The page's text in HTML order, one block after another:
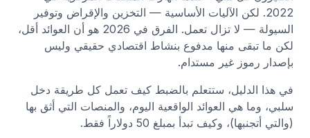
2022. لكن الآليات الأساسية — التخزين والإقراض وتوفير
السيولة — لا تزال تعمل. الفرق في 2026 هو أن العوائد أقل،
لكن ما تبقى منها مدفوع بنشاط اقتصادي حقيقي وليس
بإصدار رموز غير مستدام.
في هذا الدليل، ستتعلم بالضبط كيف تعمل كل طريقة دخل
سلبي، وما هي العوائد الواقعية اليوم، والمنصات التي أثق بها
(والتي أتجنبها)، وكيف تبدأ بمبلغ 50 دولاراً فقط.